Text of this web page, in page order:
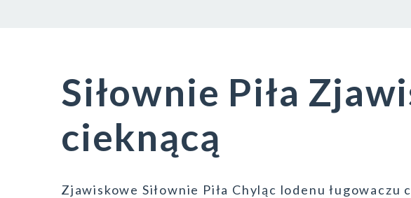
Siłownie Piła
cieknącą
Zjawiskowe Siłownie Piła Chyląc lodenu